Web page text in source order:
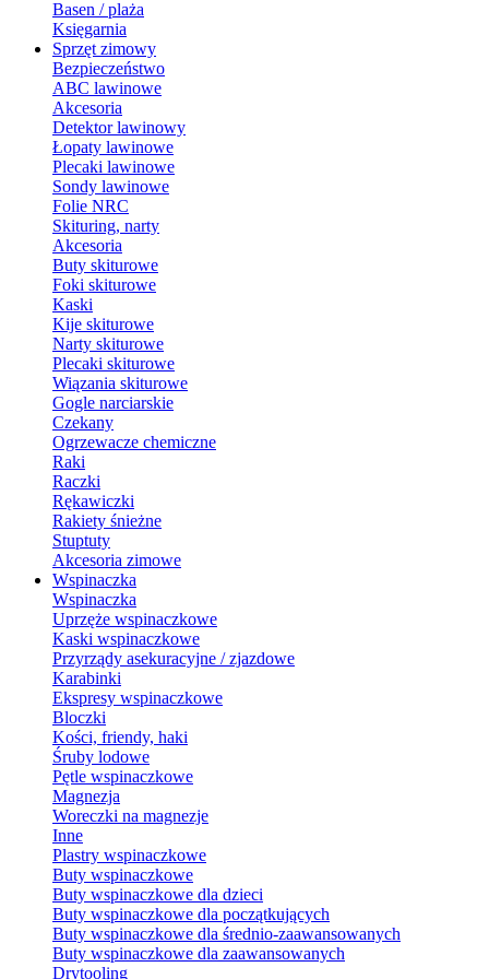
Basen / plaża
Księgarnia
Sprzęt zimowy
Bezpieczeństwo
ABC lawinowe
Akcesoria
Detektor lawinowy
Łopaty lawinowe
Plecaki lawinowe
Sondy lawinowe
Folie NRC
Skituring, narty
Akcesoria
Buty skiturowe
Foki skiturowe
Kaski
Kije skiturowe
Narty skiturowe
Plecaki skiturowe
Wiązania skiturowe
Gogle narciarskie
Czekany
Ogrzewacze chemiczne
Raki
Raczki
Rękawiczki
Rakiety śnieżne
Stuptuty
Akcesoria zimowe
Wspinaczka
Wspinaczka
Uprzęże wspinaczkowe
Kaski wspinaczkowe
Przyrządy asekuracyjne / zjazdowe
Karabinki
Ekspresy wspinaczkowe
Bloczki
Kości, friendy, haki
Śruby lodowe
Pętle wspinaczkowe
Magnezja
Woreczki na magnezje
Inne
Plastry wspinaczkowe
Buty wspinaczkowe
Buty wspinaczkowe dla dzieci
Buty wspinaczkowe dla początkujących
Buty wspinaczkowe dla średnio-zaawansowanych
Buty wspinaczkowe dla zaawansowanych
Drytooling